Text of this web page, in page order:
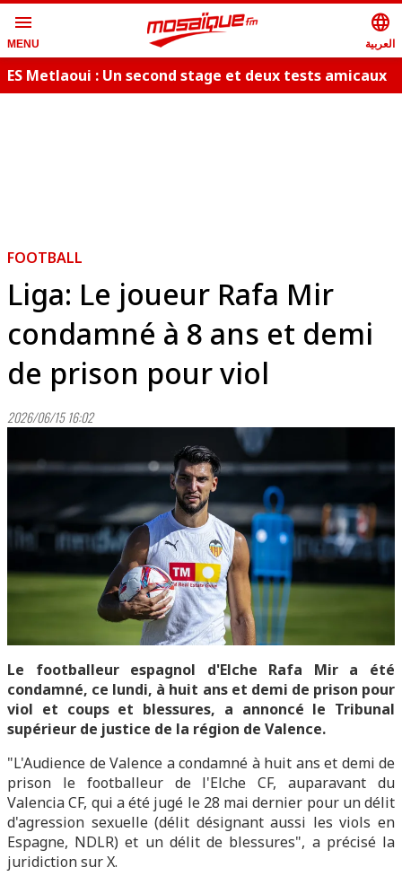
menu
MENU
language
العربية
ES Metlaoui : Un second stage et deux tests amicaux
FOOTBALL
Liga: Le joueur Rafa Mir
condamné à 8 ans et demi
de prison pour viol
2026/06/15 16:02
Le footballeur espagnol d'Elche Rafa Mir a été
condamné, ce lundi, à huit ans et demi de prison pour
viol et coups et blessures, a annoncé le Tribunal
supérieur de justice de la région de Valence.
"L'Audience de Valence a condamné à huit ans et demi de
prison le footballeur de l'Elche CF, auparavant du
Valencia CF, qui a été jugé le 28 mai dernier pour un délit
d'agression sexuelle (délit désignant aussi les viols en
Espagne, NDLR) et un délit de blessures", a précisé la
juridiction sur X.